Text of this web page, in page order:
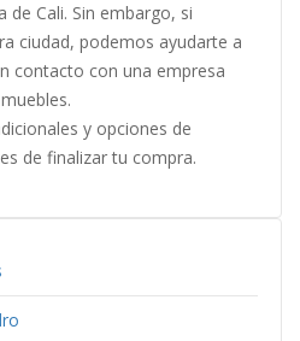
de Cali. Sin embargo, si
ciudad, podemos ayudarte a
contacto con una empresa
y opciones de
de finalizar tu compra.